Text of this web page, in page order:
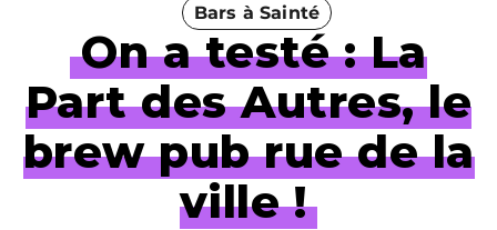
Bars à Sainté
On a testé : La
Part des Autres, le
brew pub rue de la
ville !